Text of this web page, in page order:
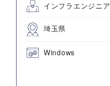
インフラエンジニア
埼玉県
Windows